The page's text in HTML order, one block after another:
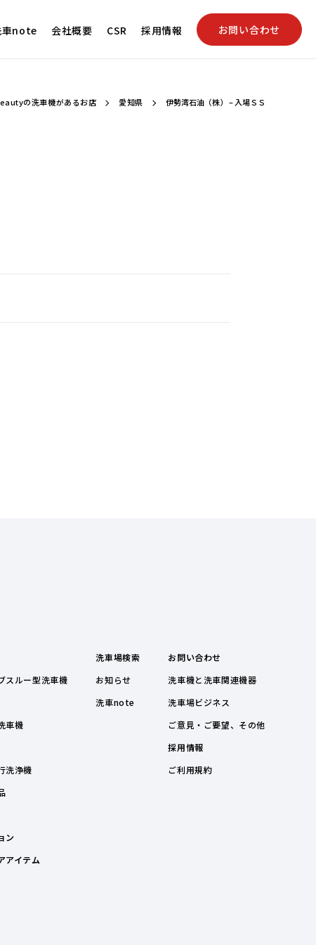
車note 会社概要 CSR 採用情報 お問い合わせ
の洗車機があるお店 愛知県 伊勢湾石油（株） – 入場ＳＳ
スルー型洗車機
車機
洗浄機
ン
アイテム
洗車場検索
お知らせ
洗車note
お問い合わせ
洗車機と洗車関連機器
洗車場ビジネス
ご意見・ご要望、その他
採用情報
ご利用規約